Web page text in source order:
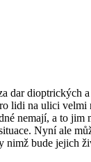
dar dioptrických
lidi na ulici velmi
nemají, a to jim
Nyní ale
bude jejich